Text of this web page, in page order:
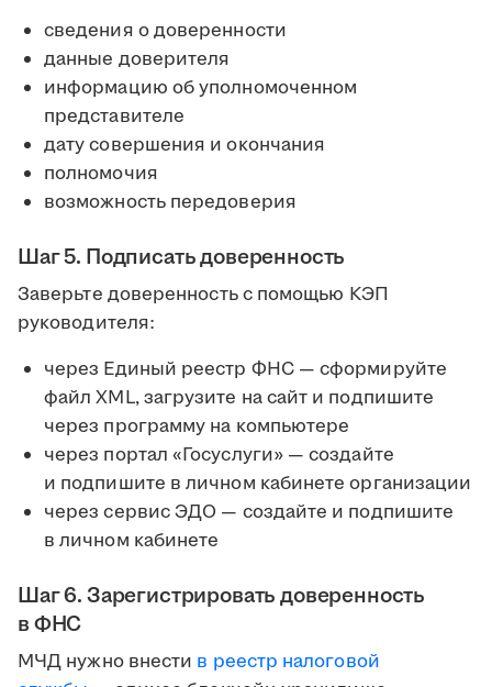
сведения о доверенности
данные доверителя
информацию об уполномоченном
представителе
дату совершения и окончания
полномочия
возможность передоверия
Шаг 5. Подписать доверенность
Заверьте доверенность с помощью КЭП
руководителя:
через Единый реестр ФНС — сформируйте
файл XML, загрузите на сайт и подпишите
через программу на компьютере
через портал «Госуслуги» — создайте
и подпишите в личном кабинете организации
через сервис ЭДО — создайте и подпишите
в личном кабинете
Шаг 6. Зарегистрировать доверенность
в ФНС
МЧД нужно внести в реестр налоговой